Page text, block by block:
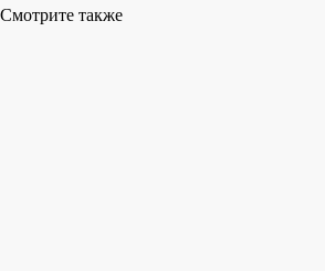
Смотрите также